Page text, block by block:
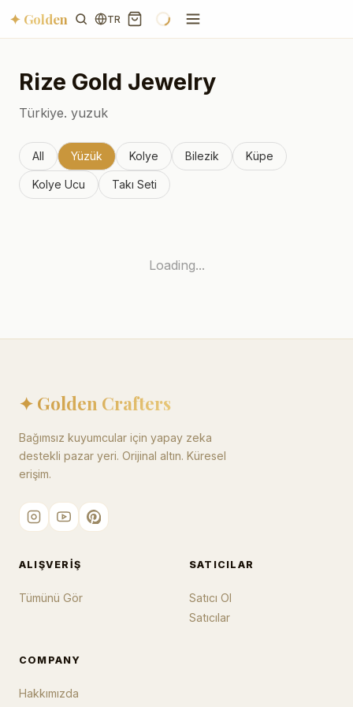
✦ Golden TR
Rize Gold Jewelry
Türkiye. yuzuk
All Yüzük Kolye Bilezik Küpe
Kolye Ucu Takı Seti
Loading...
✦ Golden Crafters
Bağımsız kuyumcular için yapay zeka
destekli pazar yeri. Orijinal altın. Küresel
erişim.
ALIŞVERIŞ
Tümünü Gör
SATICILAR
Satıcı Ol
Satıcılar
COMPANY
Hakkımızda